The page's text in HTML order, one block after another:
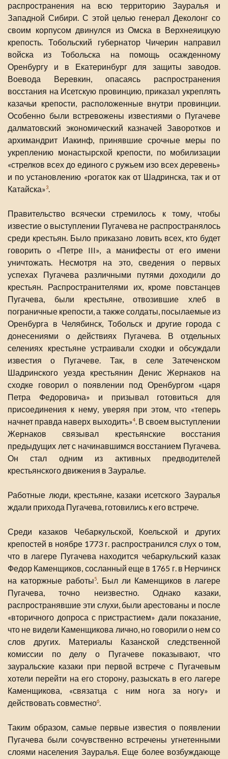
распространения на всю территорию Зауралья и
Западной Сибири. С этой целью генерал Деколонг со
своим корпусом двинулся из Омска в Верхнеяицкую
крепость. Тобольский губернатор Чичерин направил
войска из Тобольска на помощь осажденному
Оренбургу и в Екатеринбург для защиты заводов.
Воевода Веревкин, опасаясь распространения
восстания на Исетскую провинцию, приказал укреплять
казачьи крепости, расположенные внутри провинции.
Особенно были встревожены известиями о Пугачеве
далматовский экономический казначей Заворотков и
архимандрит Иакинф, принявшие срочные меры по
укреплению монастырской крепости, по мобилизации
«стрелков всех до единого с ружьем изо всех деревень»
и по установлению «рогаток как от Шадринска, так и от
Катайска»3.
Правительство всячески стремилось к тому, чтобы
известие о выступлении Пугачева не распространялось
среди крестьян. Было приказано ловить всех, кто будет
говорить о «Петре III», а манифесты от его имени
уничтожать. Несмотря на это, сведения о первых
успехах Пугачева различными путями доходили до
крестьян. Распространителями их, кроме повстанцев
Пугачева, были крестьяне, отвозившие хлеб в
пограничные крепости, а также солдаты, посылаемые из
Оренбурга в Челябинск, Тобольск и другие города с
донесениями о действиях Пугачева. В отдельных
селениях крестьяне устраивали сходки и обсуждали
известия о Пугачеве. Так, в селе Затеченском
Шадринского уезда крестьянин Денис Жернаков на
сходке говорил о появлении под Оренбургом «царя
Петра Федоровича» и призывал готовиться для
присоединения к нему, уверяя при этом, что «теперь
начнет правда наверх выходить»4. В своем выступлении
Жернаков связывал крестьянские восстания
предыдущих лет с начинавшимся восстанием Пугачева.
Он стал одним из активных предводителей
крестьянского движения в Зауралье.
Работные люди, крестьяне, казаки исетского Зауралья
ждали прихода Пугачева, готовились к его встрече.
Среди казаков Чебаркульской, Коельской и других
крепостей в ноябре 1773 г. распространился слух о том,
что в лагере Пугачева находится чебаркульский казак
Федор Каменщиков, сосланный еще в 1765 г. в Нерчинск
на каторжные работы5. Был ли Каменщиков в лагере
Пугачева, точно неизвестно. Однако казаки,
распространявшие эти слухи, были арестованы и после
«вторичного допроса с пристрастием» дали показание,
что не видели Каменщикова лично, но говорили о нем со
слов других. Материалы Казанской следственной
комиссии по делу о Пугачеве показывают, что
зауральские казаки при первой встрече с Пугачевым
хотели перейти на его сторону, разыскать в его лагере
Каменщикова, «связатца с ним нога за ногу» и
действовать совместно6.
Таким образом, самые первые известия о появлении
Пугачева были сочувственно встречены угнетенными
слоями населения Зауралья. Еще более возбуждающе